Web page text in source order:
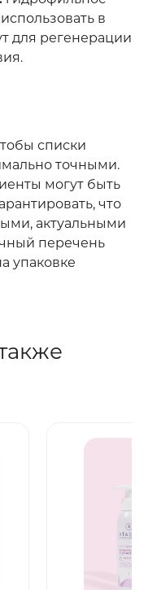
в
для регенерации
списки
точными.
могут быть
что
актуальными
перечень
упаковке